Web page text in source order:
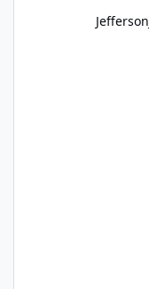
Jefferson